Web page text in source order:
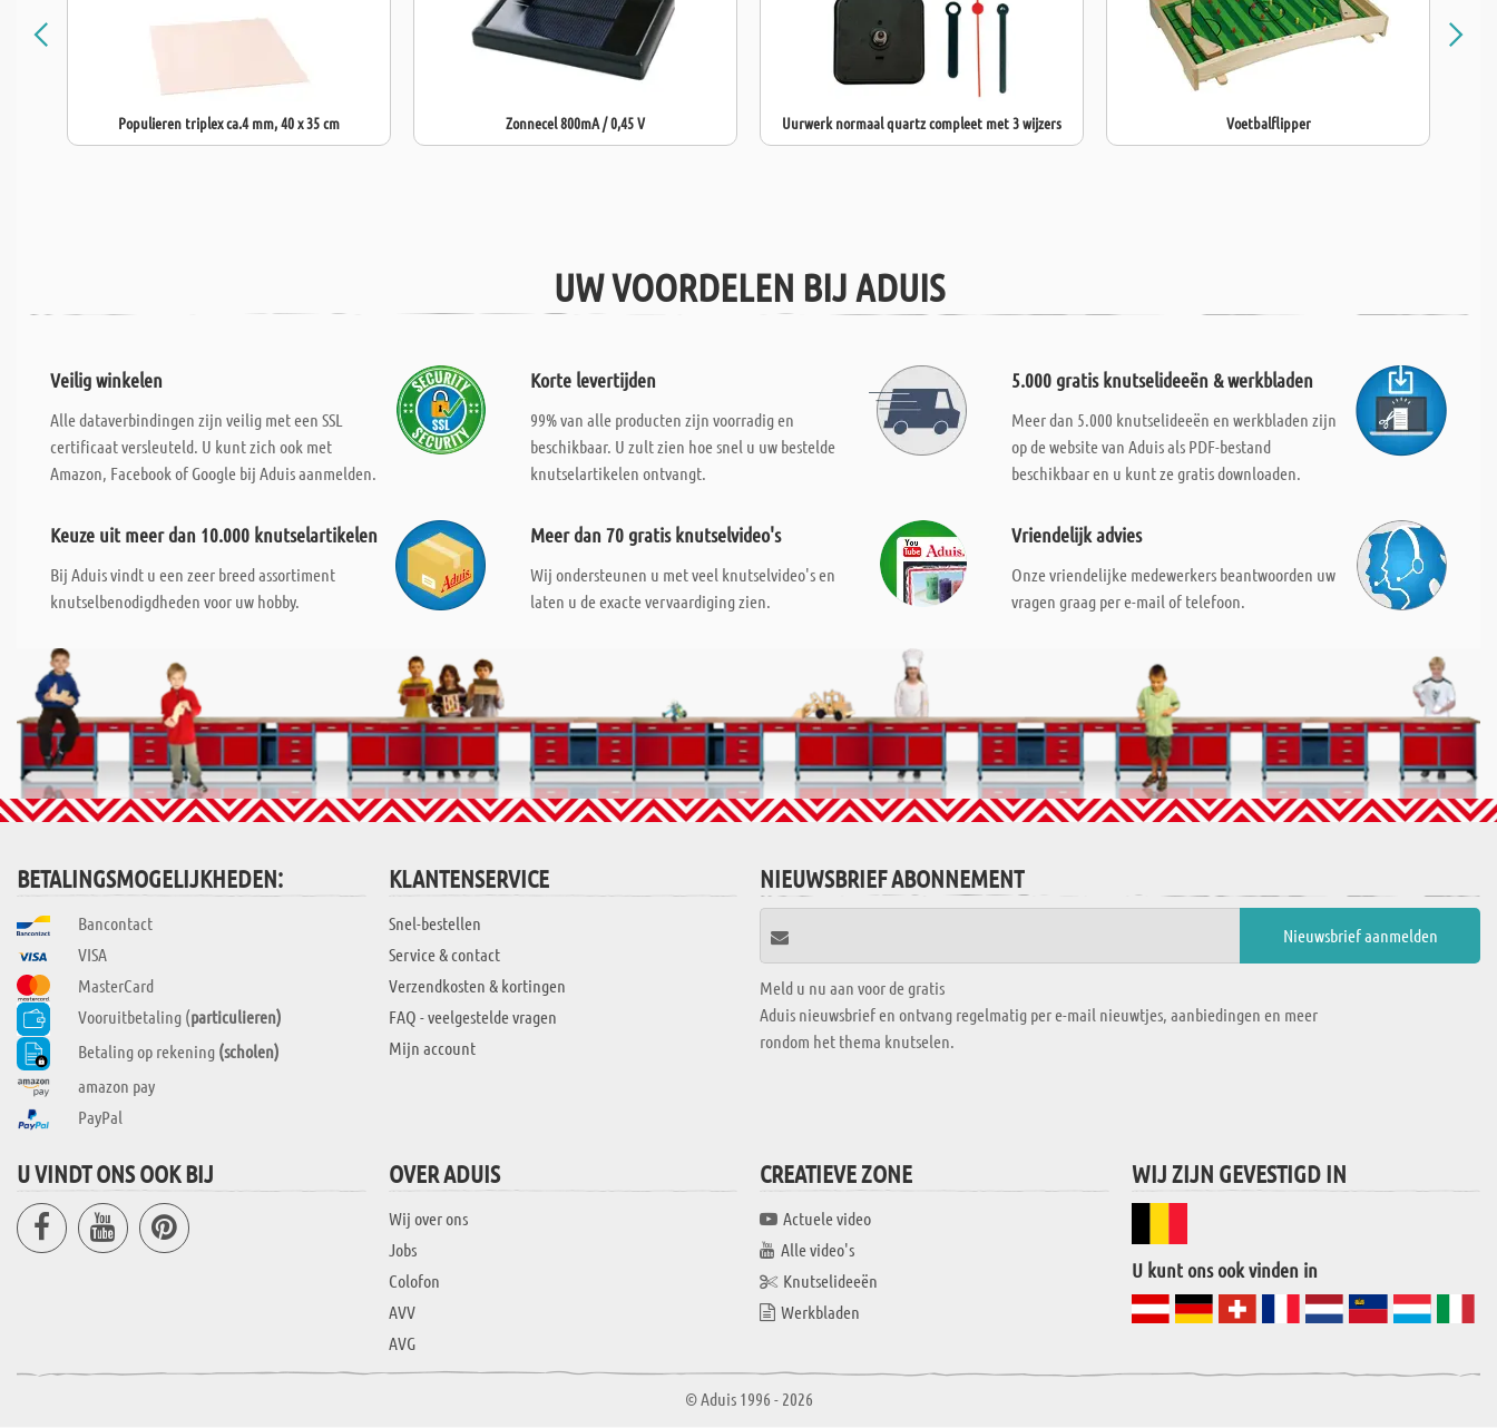
Populieren triplex ca.4 mm, 40 x 35 cm Zonnecel 800mA / 0,45 V Uurwerk normaal quartz compleet met 3 wijzers Voetbalflipper
UW VOORDELEN BIJ ADUIS
Veilig winkelen
Alle dataverbindingen zijn veilig met een SSL
certificaat versleuteld. U kunt zich ook met
Amazon, Facebook of Google bij Aduis aanmelden.
Korte levertijden
99% van alle producten zijn voorradig en
beschikbaar. U zult zien hoe snel u uw bestelde
knutselartikelen ontvangt.
5.000 gratis knutselideeën & werkbladen
Meer dan 5.000 knutselideeën en werkbladen zijn
op de website van Aduis als PDF-bestand
beschikbaar en u kunt ze gratis downloaden.
Keuze uit meer dan 10.000 knutselartikelen
Bij Aduis vindt u een zeer breed assortiment
knutselbenodigdheden voor uw hobby.
Meer dan 70 gratis knutselvideo's
Wij ondersteunen u met veel knutselvideo's en
laten u de exacte vervaardiging zien.
Vriendelijk advies
Onze vriendelijke medewerkers beantwoorden uw
vragen graag per e-mail of telefoon.
BETALINGSMOGELIJKHEDEN:
Bancontact
VISA
MasterCard
Vooruitbetaling (particulieren)
Betaling op rekening (scholen)
amazon pay
PayPal
KLANTENSERVICE
Snel-bestellen
Service & contact
Verzendkosten & kortingen
FAQ - veelgestelde vragen
Mijn account
NIEUWSBRIEF ABONNEMENT
Meld u nu aan voor de gratis
Aduis nieuwsbrief en ontvang regelmatig per e-mail nieuwtjes, aanbiedingen en meer
rondom het thema knutselen.
U VINDT ONS OOK BIJ OVER ADUIS
Wij over ons
Jobs
Colofon
AVV
AVG
CREATIEVE ZONE
Actuele video
Alle video's
Knutselideeën
Werkbladen
WIJ ZIJN GEVESTIGD IN
U kunt ons ook vinden in
© Aduis 1996 - 2026